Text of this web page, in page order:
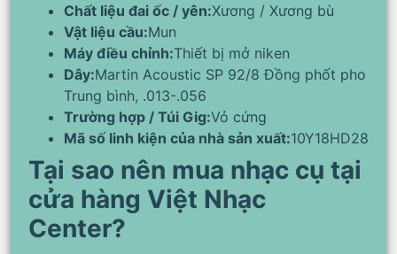
Chất liệu đai ốc / yên:Xương / Xương bù
Vật liệu cầu:Mun
Máy điều chỉnh:Thiết bị mở niken
Dây:Martin Acoustic SP 92/8 Đồng phốt pho
Trung bình, .013-.056
Trường hợp / Túi Gig:Vỏ cứng
Mã số linh kiện của nhà sản xuất:10Y18HD28
Tại sao nên mua nhạc cụ tại
cửa hàng Việt Nhạc
Center?